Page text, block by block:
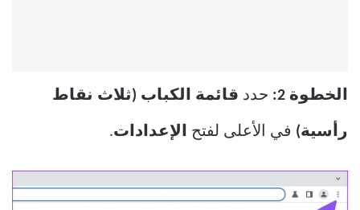
الخطوة 2: حدد قائمة الكباب (ثلاث نقاط
رأسية) في الأعلى لفتح الإعدادات.